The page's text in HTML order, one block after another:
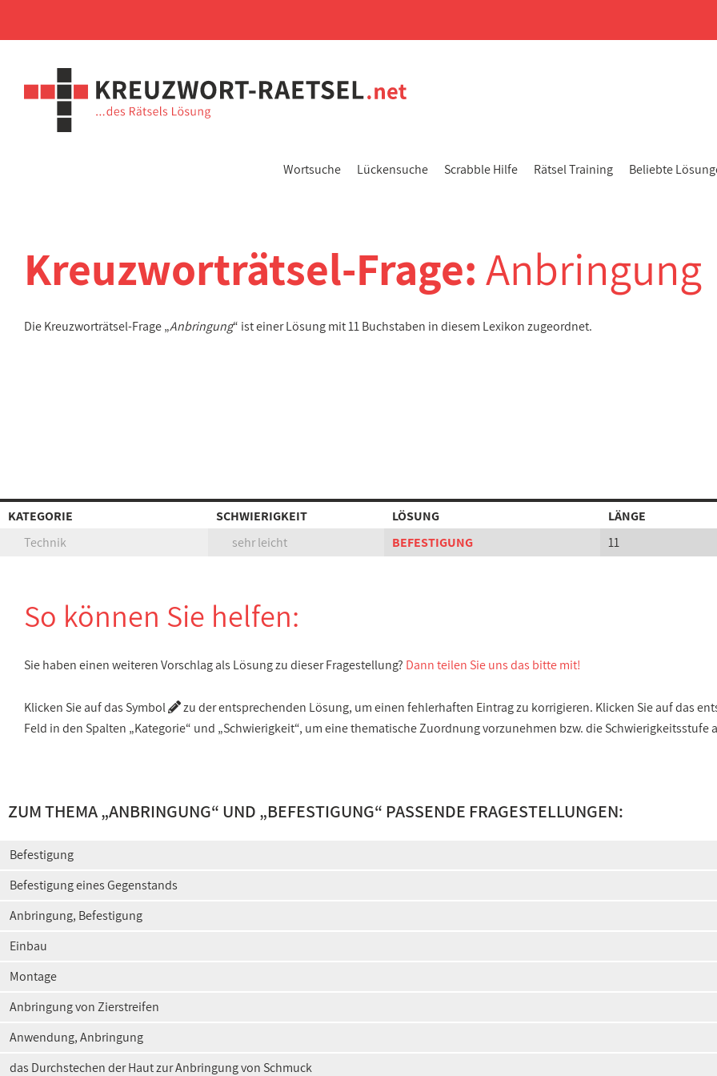
Wortsuche Lückensuche Scrabble Hilfe Rätsel Training Beliebte
Kreuzworträtsel-Frage:Anbringung
Die Kreuzworträtsel-Frage „Anbringung“ ist einer Lösung mit 11 Buchstaben in diesem Lexikon zugeordnet.
KATEGORIE SCHWIERIGKEIT LÖSUNG
LÄNGE
Technik
sehr leicht BEFESTIGUNG 11
So können Sie helfen:
Sie haben einen weiteren Vorschlag als Lösung zu dieser Fragestellung? Dann teilen Sie uns das bitte mit!
Klicken Sie auf das Symbol
zu der entsprechenden Lösung, um einen fehlerhaften Eintrag zu korrigieren. Klicken Sie auf das
Feld in den Spalten „Kategorie“ und „Schwierigkeit“, um eine thematische Zuordnung vorzunehmen bzw. die Schwierigkeitsstufe
ZUM THEMA „ANBRINGUNG“ UND „BEFESTIGUNG“ PASSENDE FRAGESTELLUNGEN:
Befestigung
Befestigung eines Gegenstands
Anbringung, Befestigung
Einbau
Montage
Anbringung von Zierstreifen
Anwendung, Anbringung
das Durchstechen der Haut zur Anbringung von Schmuck